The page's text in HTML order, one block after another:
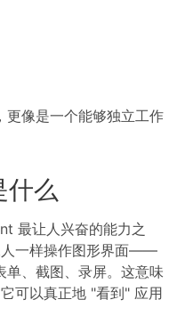
更像是一个能够独立工作
么
最让人兴奋的能力之
人一样操作图形界面——
单、截图、录屏。这意味
可以真正地 "看到" 应用